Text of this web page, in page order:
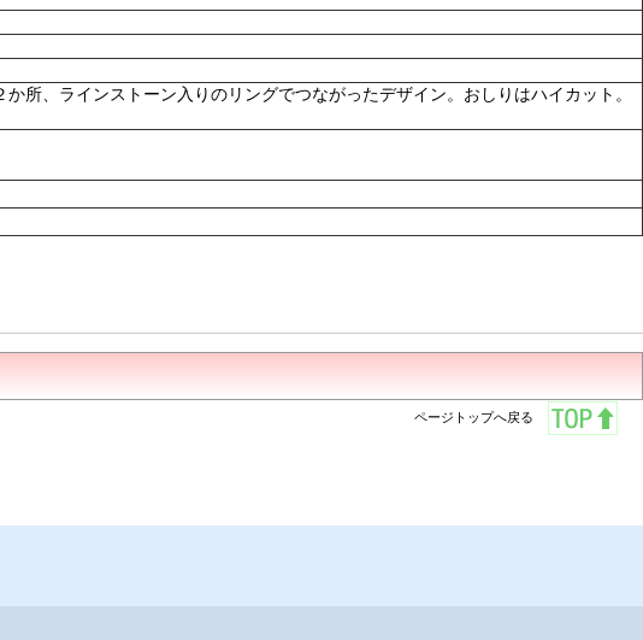
所、ラインストーン入りのリングでつながったデザイン。おしりはハイカット。
ページトップへ戻る